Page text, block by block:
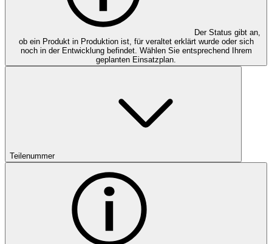
Der Status gibt an,
ob ein Produkt in Produktion ist, für veraltet erklärt wurde oder sich
noch in der Entwicklung befindet. Wählen Sie entsprechend Ihrem
geplanten Einsatzplan.
Teilenummer